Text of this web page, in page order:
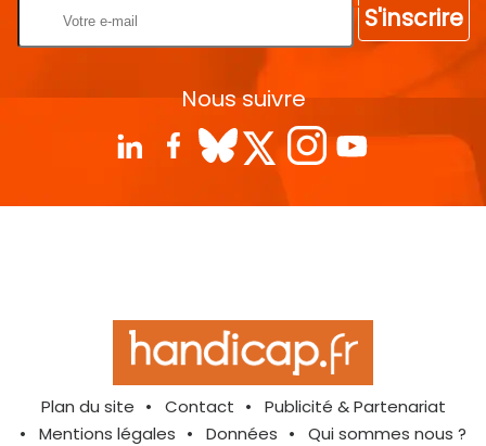
S'inscrire
Nous suivre
Plan du site Contact
Publicité & Partenariat
Mentions légales
Données Qui sommes nous ?